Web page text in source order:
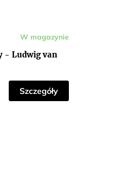
- Ludwig van
W magazynie
Szczegóły